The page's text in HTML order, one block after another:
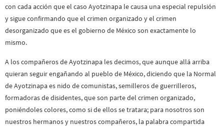
con cada acción que el caso Ayotzinapa le causa una especial repulsión
y sigue confirmando que el crimen organizado y el crimen
desorganizado que es el gobierno de México son exactamente lo
mismo.
A los compañeros de Ayotzinapa les decimos, que aunque allá arriba
quieran seguir engañando al pueblo de México, diciendo que la Normal
de Ayotzinapa es nido de comunistas, semilleros de guerrilleros,
formadoras de disidentes, que son parte del crimen organizado,
poniéndoles colores, como si de ellos se tratara; para nosotros son
nuestros hermanos y nuestros compañeros, la palabra compartida